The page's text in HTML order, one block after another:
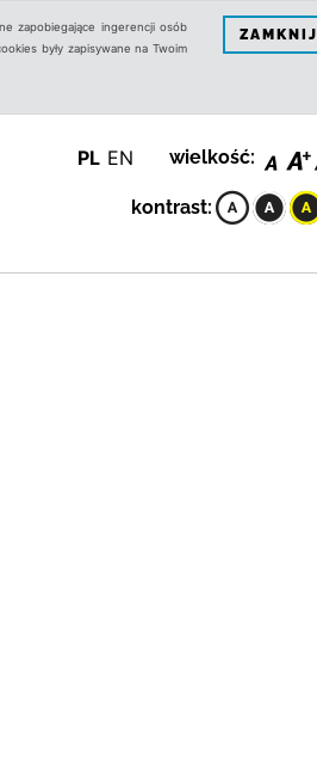
zapobiegające ingerencji osób
były zapisywane na Twoim
ZAMKNIJ
PL EN wielkość:
kontrast: